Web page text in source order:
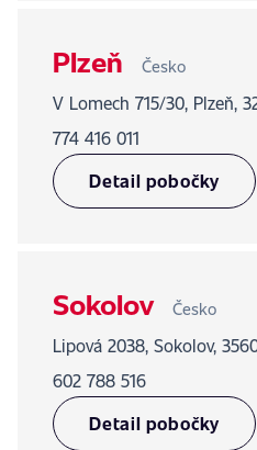
Plzeň Česko
V Lomech 715/30, Plzeň,
774 416 011
Detail pobočky
Sokolov Česko
Lipová 2038, Sokolov,
602 788 516
Detail pobočky